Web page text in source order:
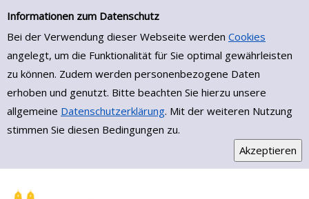
Erweiterte Suche
Informationen zum Datenschutz
Bei der Verwendung dieser Webseite werden Cookies
angelegt, um die Funktionalität für Sie optimal gewährleisten
zu können. Zudem werden personenbezogene Daten
erhoben und genutzt. Bitte beachten Sie hierzu unsere
allgemeine Datenschutzerklärung. Mit der weiteren Nutzung
stimmen Sie diesen Bedingungen zu.
Zur erweiterten Suche springen